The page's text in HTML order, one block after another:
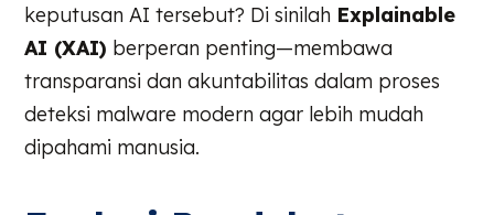
keputusan AI tersebut? Di sinilah Explainable
AI (XAI) berperan penting—membawa
transparansi dan akuntabilitas dalam proses
deteksi malware modern agar lebih mudah
dipahami manusia.